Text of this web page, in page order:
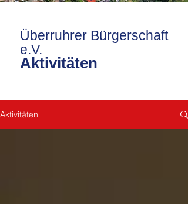
Überruhrer Bürgerschaft
e.V.
Aktivitäten
Aktivitäten